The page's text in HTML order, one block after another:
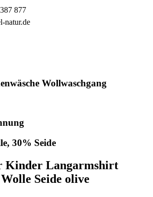
877
natur.de
Wollwaschgang
30% Seide
Kinder Langarmshirt
Seide olive